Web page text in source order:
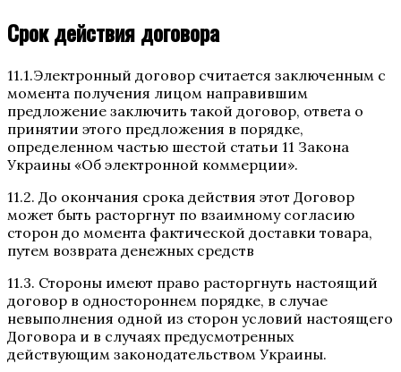
Срок действия договора
11.1.Электронный договор считается заключенным с
момента получения лицом направившим
предложение заключить такой договор, ответа о
принятии этого предложения в порядке,
определенном частью шестой статьи 11 Закона
Украины «Об электронной коммерции».
11.2. До окончания срока действия этот Договор
может быть расторгнут по взаимному согласию
сторон до момента фактической доставки товара,
путем возврата денежных средств
11.3. Стороны имеют право расторгнуть настоящий
договор в одностороннем порядке, в случае
невыполнения одной из сторон условий настоящего
Договора и в случаях предусмотренных
действующим законодательством Украины.